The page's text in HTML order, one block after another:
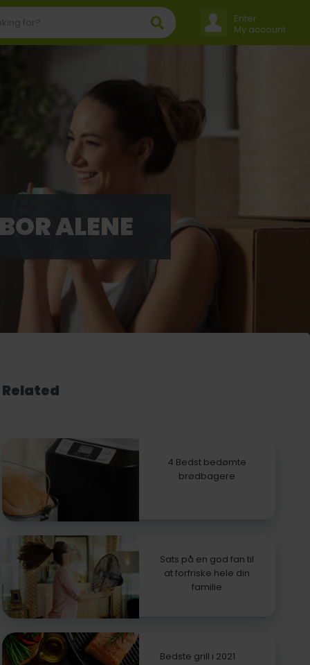
Enter
My account
ALENE
Related
4 Bedst bedømte
brødbagere
Sats på en god fan til
at forfriske hele din
familie
Bedste grill i 2021